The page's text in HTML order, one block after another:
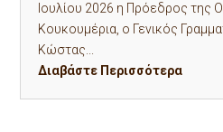
Ιουλίου 2026 η Πρόεδρος της
Κουκουμέρια, ο Γενικός
Κώστας...
Διαβάστε Περισσότερα